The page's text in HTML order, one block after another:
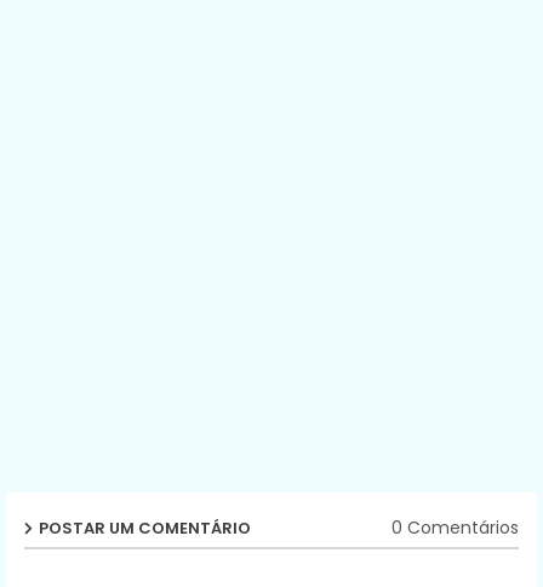
POSTAR UM COMENTÁRIO 0 Comentários